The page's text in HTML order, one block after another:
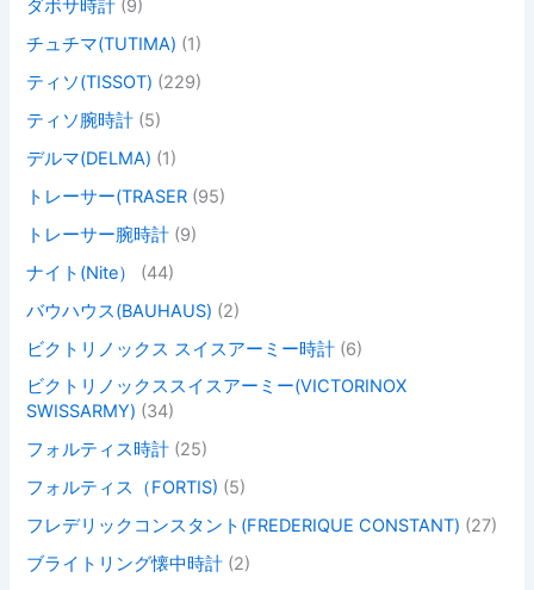
ダボサ時計 (9)
チュチマ(TUTIMA) (1)
ティソ(TISSOT) (229)
ティソ腕時計 (5)
デルマ(DELMA) (1)
トレーサー(TRASER (95)
トレーサー腕時計 (9)
ナイト(Nite）
(44)
バウハウス(BAUHAUS) (2)
ビクトリノックス スイスアーミー時計 (6)
ビクトリノックススイスアーミー(VICTORINOX
SWISSARMY) (34)
フォルティス時計 (25)
フォルティス（FORTIS) (5)
フレデリックコンスタント(FREDERIQUE CONSTANT) (27)
ブライトリング懐中時計 (2)